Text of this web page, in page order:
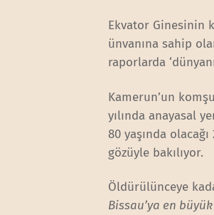
Ekvator Ginesinin
ünvanına sahip
raporlarda
Kamerun’un
yılında anayasal
80 yaşında
gözüyle bakılıyor.
Öldürülünceye
Bissau’ya en